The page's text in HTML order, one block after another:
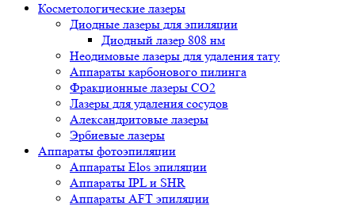
Косметологические лазеры
Диодные лазеры для эпиляции
Диодный лазер 808 нм
Неодимовые лазеры для удаления тату
Аппараты карбонового пилинга
Фракционные лазеры CO2
Лазеры для удаления сосудов
Александритовые лазеры
Эрбиевые лазеры
Аппараты фотоэпиляции
Аппараты Elos эпиляции
Аппараты IPL и SHR
Аппараты AFT эпиляции